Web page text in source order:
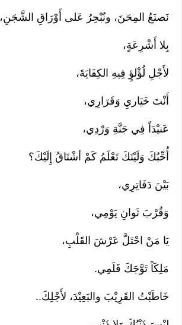
نَصنَعُ المِحَنَ، ونُبْحِرُ عَلى أَوْرَاقِ الشَّجَنِ،
بِلا أَشْرِعَةٍ،
لأَجْلِ لُؤْلؤٍ فِيهِ الكِفَايَةَ،
أَنْتَ خَيَاريِ وَقَرَارِي،
عَنيْدَاً فِي جَنَّةِ وَرْدِي،
أُحِّبُكَ وَلَيْتَكَ تَعْلَمُ كَمْ أشْتَاقُ إِلَيْكَ؟
بَيْنَ دَفَاتِرِي،
وَقُرْبَ ثَوانِ يَوْمِي،
يَا مَنْ احْتَلَّ عَرْشَ القَلْبِ،
مَلِكَاً تَوَّجَكَ قَلَمِي.
خَاطَبْتُ القَرِيْبَ والبَعِيْدَ، لأَجْلِكَ..